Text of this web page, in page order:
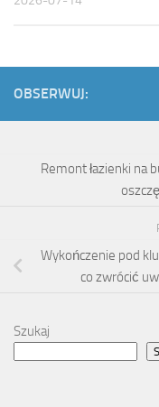
OBSERWUJ:
Remont łazienki na
Wykończenie pod
co zwrócić
Szukaj